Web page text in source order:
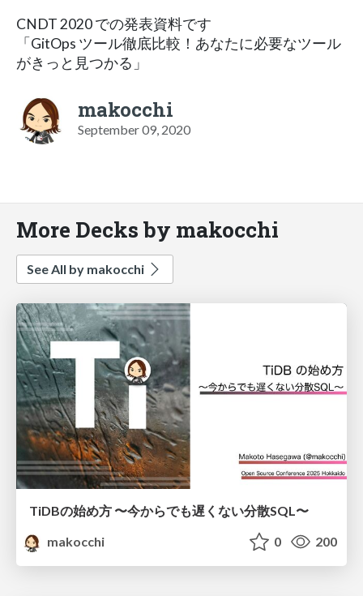
CNDT 2020 での発表資料です
「GitOps ツール徹底比較！あなたに必要なツール
がきっと見つかる」
makocchi
September 09, 2020
More Decks by makocchi
See All by makocchi
TiDBの始め方 〜今からでも遅くない分散SQL〜
makocchi
0 200